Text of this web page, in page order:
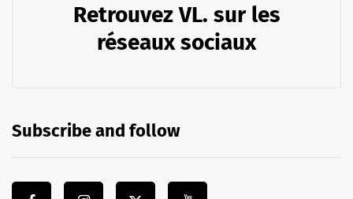
Retrouvez VL. sur les
réseaux sociaux
Subscribe and follow